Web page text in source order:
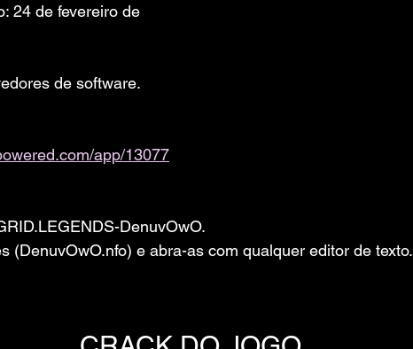
24 de fevereiro de
de software.
app/13077
DenuvOwO.
(DenuvOwO.nfo) e abra-as com qualquer editor de texto.